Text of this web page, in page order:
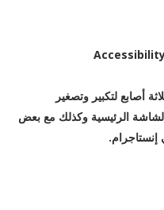
أصابع لتكبير وتصغير
الشاشة الرئيسية وكذلك مع بعض
إنستاجرام.